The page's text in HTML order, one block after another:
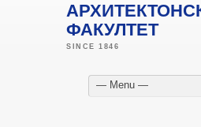
ФАКУЛТЕТ
— Menu —